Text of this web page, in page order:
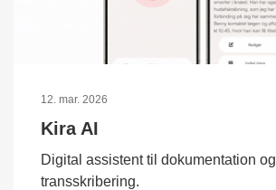
12. mar. 2026
Kira AI
Digital assistent til dokumentation og
transskribering.